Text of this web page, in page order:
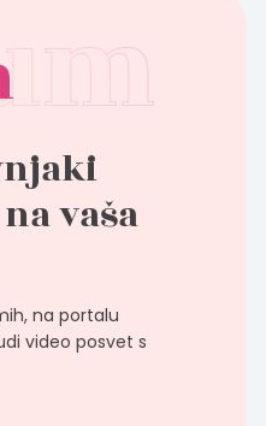
vaša
na portalu
video posvet s